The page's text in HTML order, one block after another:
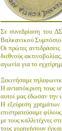
Σε συνεδρίαση του
Βαλκανικού
Οι πρώτες
διεθνούς
αγωνία για το
Ξεκινήσαμε
Η ανταπόκριση τους
αυτοί μας έδωσαν την
Η εξεύρεση
επιστρατεύσαμε
με τους καλλιτέχνες
τους χορηγήσουν